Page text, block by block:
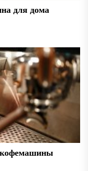
для дома